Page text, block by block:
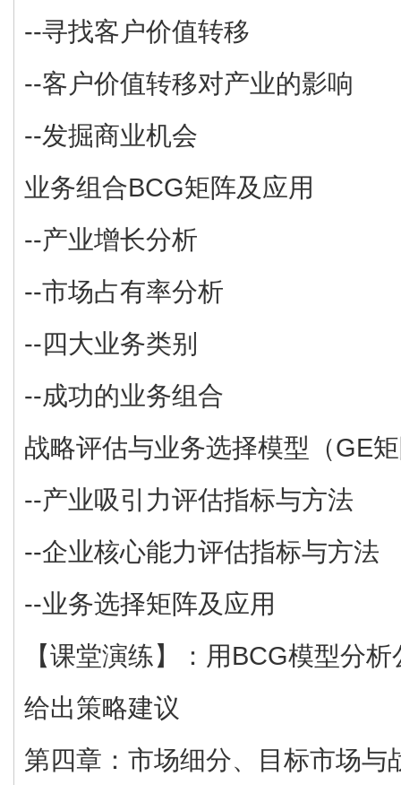
--寻找客户价值转移
--客户价值转移对产业的影响
--发掘商业机会
业务组合BCG矩阵及应用
--产业增长分析
--市场占有率分析
--四大业务类别
--成功的业务组合
战略评估与业务选择模型（GE
--产业吸引力评估指标与方法
--企业核心能力评估指标与方法
--业务选择矩阵及应用
【课堂演练】：用BCG模型分
给出策略建议
第四章：市场细分、目标市场与